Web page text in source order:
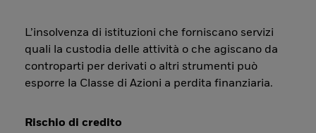
L’insolvenza di istituzioni che forniscano servizi
quali la custodia delle attività o che agiscano da
controparti per derivati o altri strumenti può
esporre la Classe di Azioni a perdita finanziaria.
Rischio di credito